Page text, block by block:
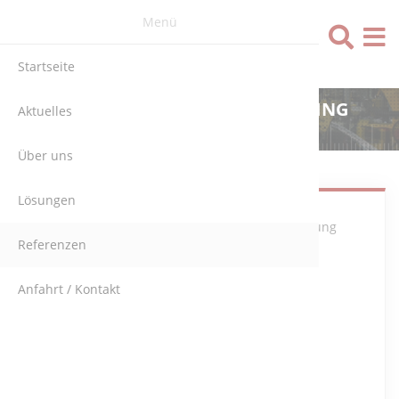
THYSSENKRUPP PRESTA STEERING
Programmierung
Menü
Startseite
Aktuelles
Über uns
Lösungen
Referenzen
Anfahrt / Kontakt